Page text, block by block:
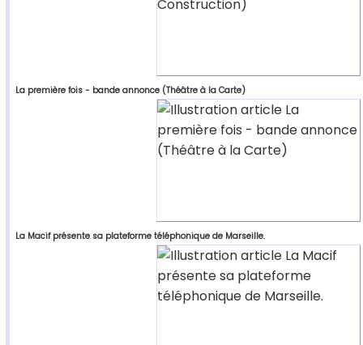
La première fois - bande annonce (Théâtre à la Carte)
La Macif présente sa plateforme téléphonique de Marseille.